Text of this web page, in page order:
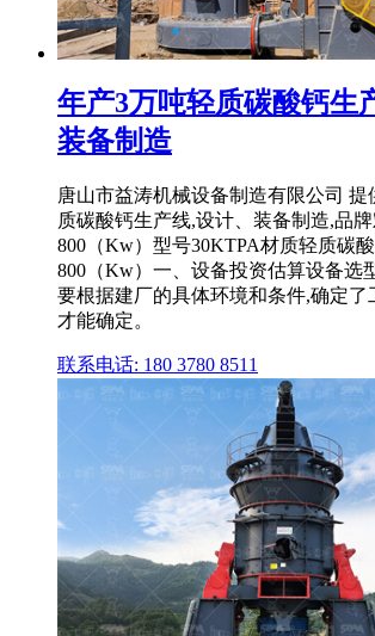
年产3万吨轻质碳酸钙生
装备制造
唐山市益涛机械设备制造有限公司 提
质碳酸钙生产线,设计、装备制造,品
800（Kw）型号30KTPA材质轻质碳
800（Kw）一、设备投资估算设备选
要根据建厂的具体环境和条件,确定了
才能确定。
联系电话: 180 3780 8511